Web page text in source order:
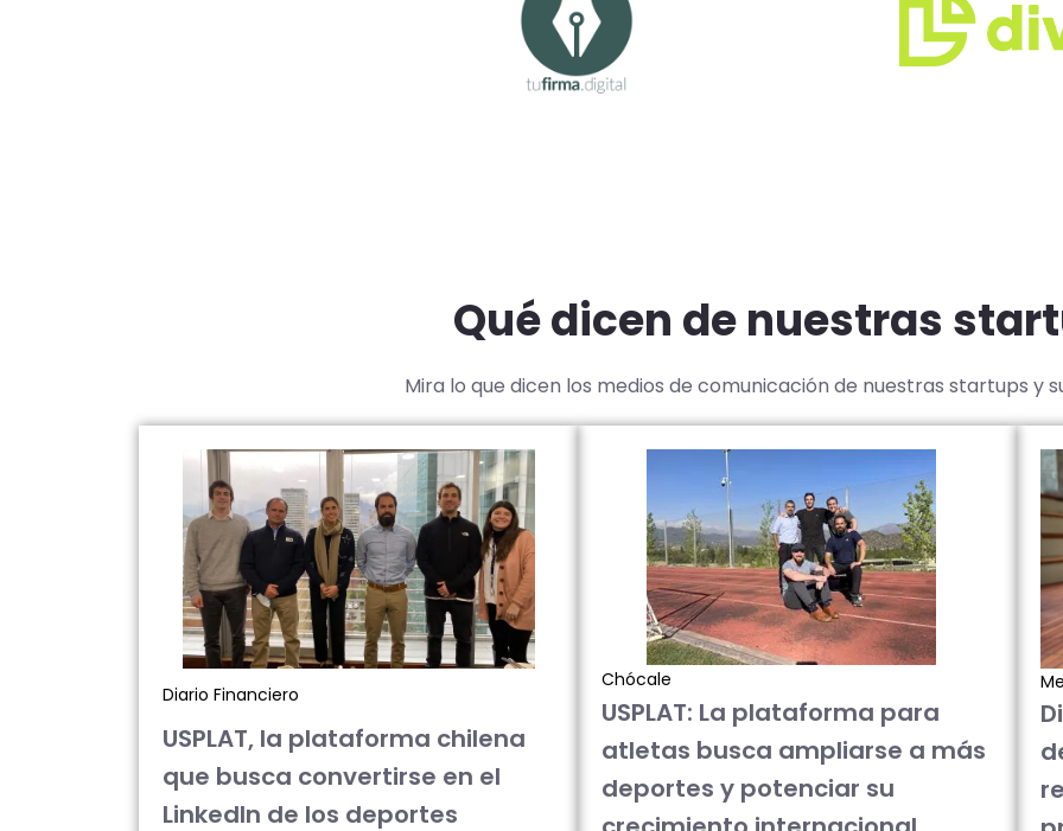
Qué dicen de nuestras
Mira lo que dicen los medios de comunicación de nuestras startups y
Diario Financiero
USPLAT, la plataforma chilena
que busca convertirse en el
LinkedIn de los deportes
Chócale
USPLAT: La plataforma para
atletas busca ampliarse a más
deportes y potenciar su